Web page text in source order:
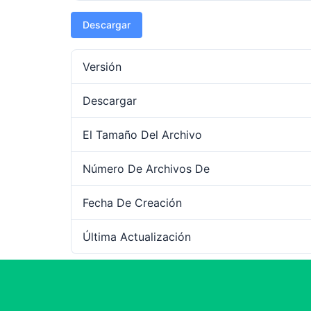
Descargar
Versión
Descargar
El Tamaño Del Archivo
Número De Archivos De
Fecha De Creación
Última Actualización